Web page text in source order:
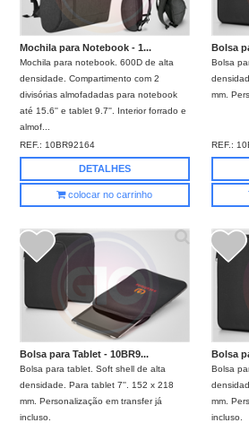
Mochila para Notebook - 1...
Mochila para notebook. 600D de alta
densidade. Compartimento com 2
divisórias almofadadas para notebook
até 15.6'' e tablet 9.7''. Interior forrado e
almof...
REF.: 10BR92164
DETALHES
colocar no carrinho
Bolsa
Bolsa
mm.
REF.:
Bolsa para Tablet - 10BR9...
Bolsa para tablet. Soft shell de alta
densidade. Para tablet 7''. 152 x 218
mm. Personalização em transfer já
incluso.
Bolsa
Bolsa
mm.
incluso.